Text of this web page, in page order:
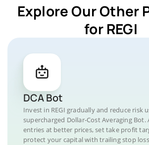
Explore Our Other
for REGI
DCA Bot
Invest in REGI gradually and reduce risk
supercharged Dollar-Cost Averaging
entries at better prices, set take profit
protect your capital with trailing stop